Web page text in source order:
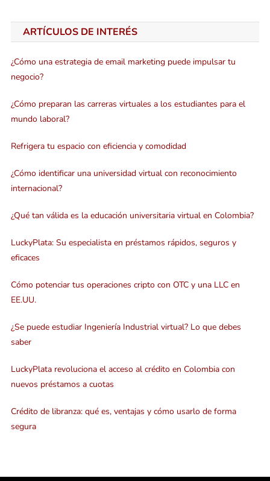
ARTÍCULOS DE INTERÉS
¿Cómo una estrategia de email marketing puede impulsar tu
negocio?
¿Cómo preparan las carreras virtuales a los estudiantes para el
mundo laboral?
Refrigera tu espacio con eficiencia y comodidad
¿Cómo identificar una universidad virtual con reconocimiento
internacional?
¿Qué tan válida es la educación universitaria virtual en Colombia?
LuckyPlata: Su especialista en préstamos rápidos, seguros y
eficaces
Cómo potenciar tus operaciones cripto con OTC y una LLC en
EE.UU.
¿Se puede estudiar Ingeniería Industrial virtual? Lo que debes
saber
LuckyPlata revoluciona el acceso al crédito en Colombia con
nuevos préstamos a cuotas
Crédito de libranza: qué es, ventajas y cómo usarlo de forma
segura